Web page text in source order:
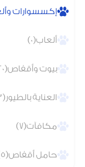
إكسسوارات
ألعاب(0)
بيوت وأقفاص(20)
العناية بالطيور(3)
مكافآت(7)
حامل أقفاص(5)